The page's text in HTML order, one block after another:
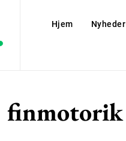
Hjem Nyheder
finmotorik